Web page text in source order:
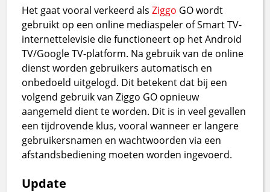
Het gaat vooral verkeerd alsZiggo GO wordt
gebruikt op een online mediaspeler of Smart TV-
internettelevisie die functioneert op het Android
TV/Google TV-platform. Na gebruik van de online
dienst worden gebruikers automatisch en
onbedoeld uitgelogd. Dit betekent dat bij een
volgend gebruik van Ziggo GO opnieuw
aangemeld dient te worden. Dit is in veel gevallen
een tijdrovende klus, vooral wanneer er langere
gebruikersnamen en wachtwoorden via een
afstandsbediening moeten worden ingevoerd.
Update